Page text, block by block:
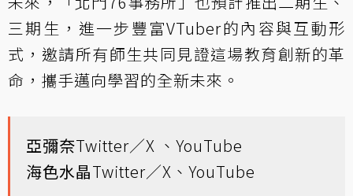
三期生，進一步豐富VTuber的內容與互動形
式，邀請所有師生共同見證這場教育創新的革
命，攜手邁向學習的全新未來。
亞彌奈Twitter／X 、 YouTube
海色水晶Twitter／X 、 YouTube